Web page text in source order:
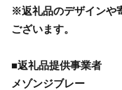
※返礼品のデザインや
ございます。
■返礼品提供事業者
メゾンジブレー